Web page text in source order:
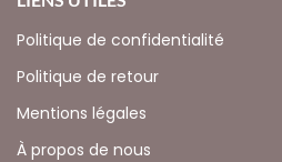
Politique de confidentialité
Politique de retour
Mentions légales
À propos de nous